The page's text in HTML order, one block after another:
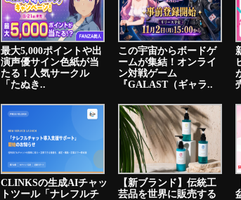
最大5,000ポイントや出
演声優サイン色紙が当
たる！人気サークル
「たぬき..
この宇宙からボードゲ
ームが集結！オンライ
ン対戦ゲーム
『GALAST（ギャラ..
CLINKSの生成AIチャッ
トツール「ナレフルチ
【新ブランド】伝統工
芸品を世界に販売する